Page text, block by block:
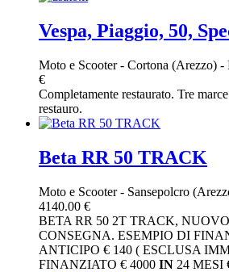
Vespa, Piaggio, 50,
Moto e Scooter- Cortona (Arezzo) -
€
Completamente restaurato. Tre
restauro.
Beta RR 50 TRACK
Moto e Scooter- Sansepolcro
4140.00 €
BETA RR 50 2T TRACK, NUOVO
CONSEGNA. ESEMPIO DI
ANTICIPO € 140 ( ESCLUSA
FINANZIATO € 4000 IN 24 MESI